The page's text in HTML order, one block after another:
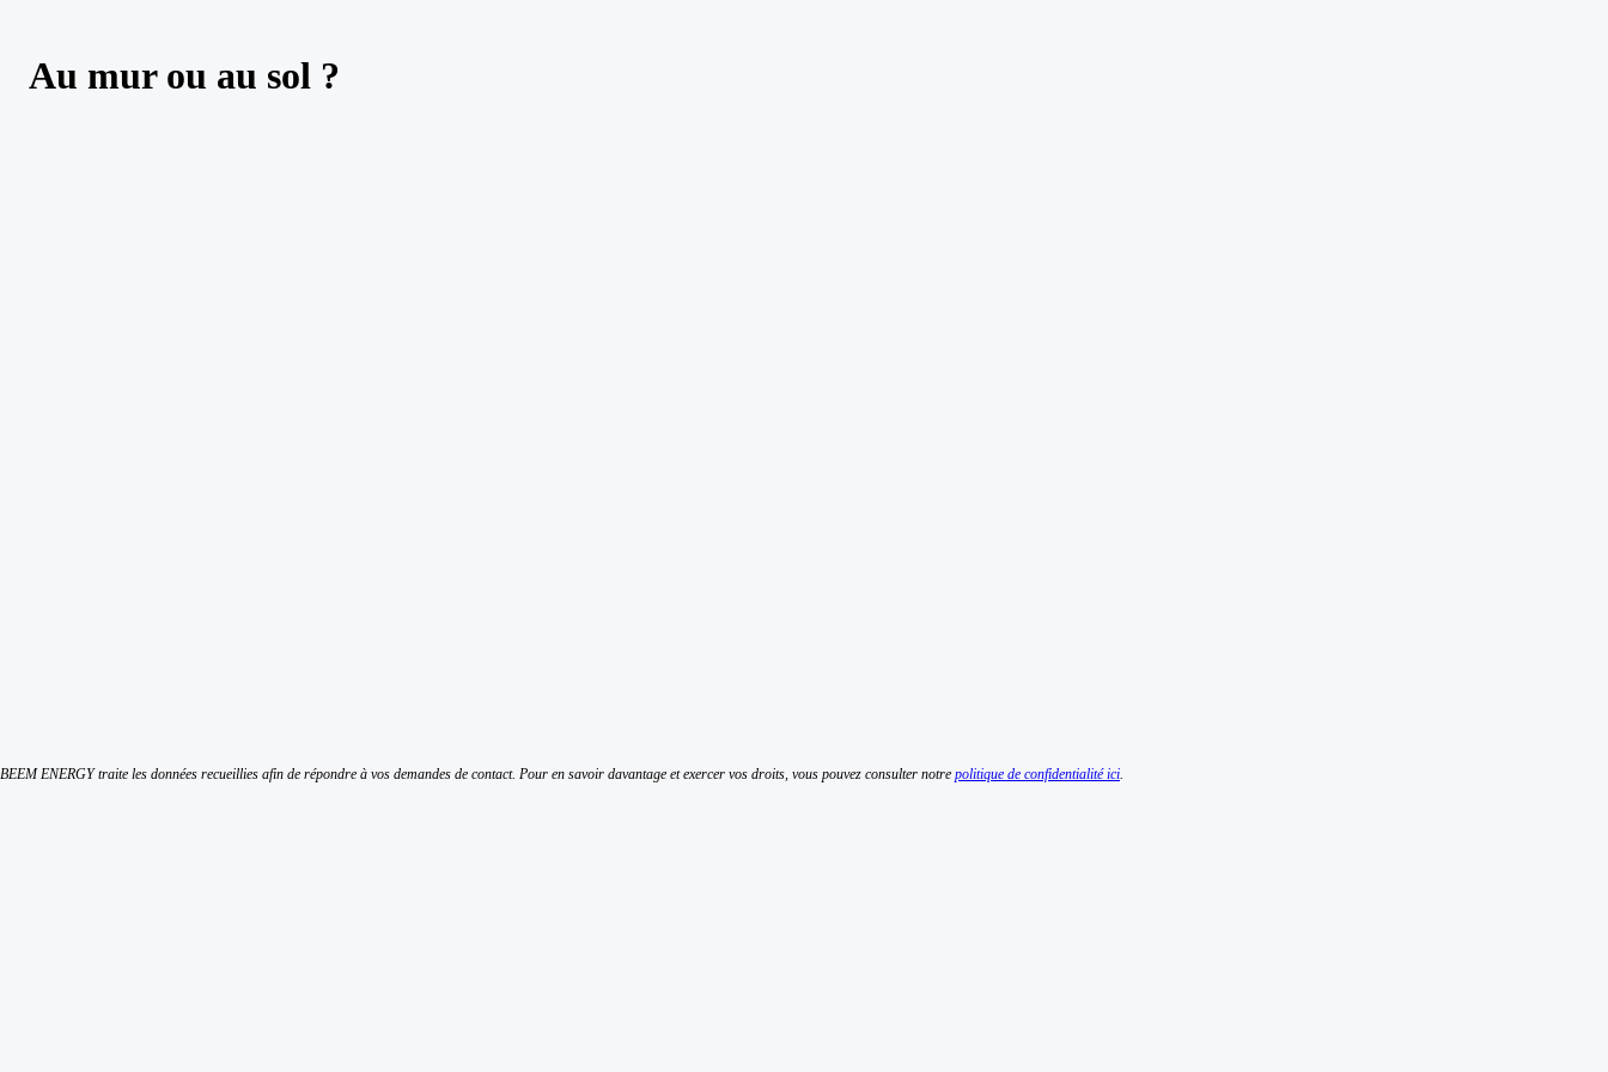
Au mur ou au sol ?
BEEM ENERGY traite les données recueillies afin de répondre à vos demandes de contact. Pour en savoir davantage et exercer vos droits, vous pouvez consulter notre politique de confidentialité ici.